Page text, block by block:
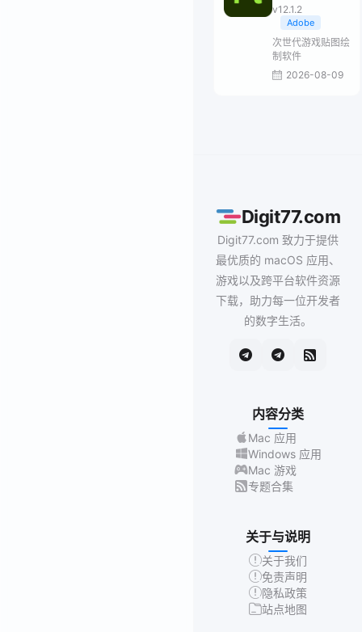
Painter
v12.1.2
Adobe
次世代游戏贴图绘
制软件
2026-08-09
Digit77.com
Digit77.com 致力于提供
最优质的 macOS 应用、
游戏以及跨平台软件资源
下载，助力每一位开发者
的数字生活。
内容分类
Mac 应用
Windows 应用
Mac 游戏
专题合集
关于与说明
关于我们
免责声明
隐私政策
站点地图